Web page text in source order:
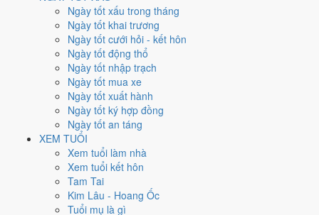
Ngày tốt xấu trong tháng
Ngày tốt khai trương
Ngày tốt cưới hỏi - kết hôn
Ngày tốt động thổ
Ngày tốt nhập trạch
Ngày tốt mua xe
Ngày tốt xuất hành
Ngày tốt ký hợp đồng
Ngày tốt an táng
XEM TUỔI
Xem tuổi làm nhà
Xem tuổi kết hôn
Tam Tai
Kim Lâu - Hoang Ốc
Tuổi mụ là gì
Ngày Dương
Tháng 9 năm 2026
Tháng 7 âm năm 2026
Tiết Bạch Lộ
Canh Tý